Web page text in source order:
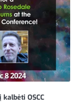
OSCC